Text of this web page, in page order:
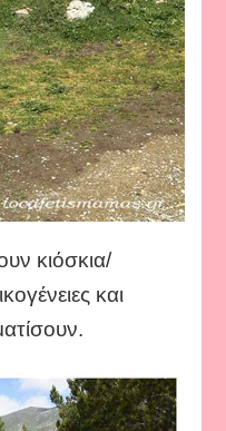
κιόσκια/
και